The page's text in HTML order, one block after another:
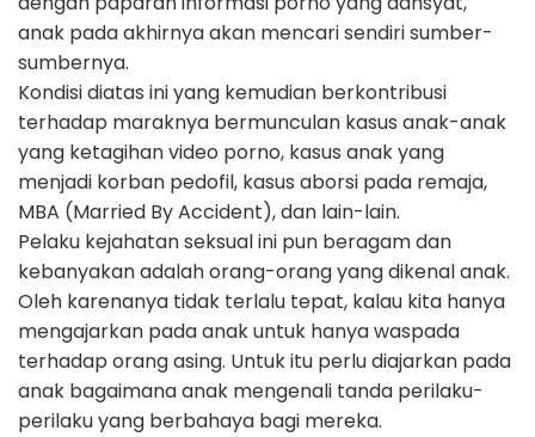
anak pada akhirnya akan mencari sendiri sumber-
sumbernya.
Kondisi diatas ini yang kemudian berkontribusi
terhadap maraknya bermunculan kasus anak-anak
yang ketagihan video porno, kasus anak yang
menjadi korban pedofil, kasus aborsi pada remaja,
MBA (Married By Accident), dan lain-lain.
Pelaku kejahatan seksual ini pun beragam dan
kebanyakan adalah orang-orang yang dikenal anak.
Oleh karenanya tidak terlalu tepat, kalau kita hanya
mengajarkan pada anak untuk hanya waspada
terhadap orang asing. Untuk itu perlu diajarkan pada
anak bagaimana anak mengenali tanda perilaku-
perilaku yang berbahaya bagi mereka.